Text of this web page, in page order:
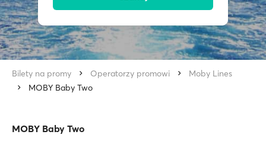
Bilety na promy Operatorzy promowi
Moby Lines
MOBY Baby Two
MOBY Baby Two